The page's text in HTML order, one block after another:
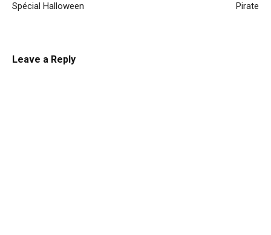
Spécial Halloween
Pirate
Leave a Reply